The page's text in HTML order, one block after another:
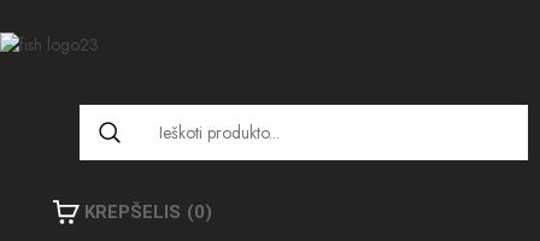
KREPŠELIS (0)